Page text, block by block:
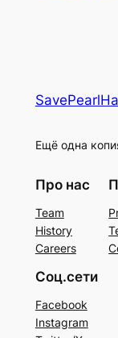
Ещё одна
Про нас
Team
History
Careers
Соц.сети
Facebook
Instagram